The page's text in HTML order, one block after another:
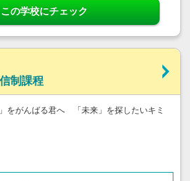
この学校にチェック
制課程
」をがんばる君へ 「未来」を探したいキミ